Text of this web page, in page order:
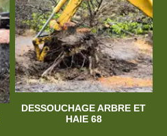
DESSOUCHAGE ARBRE ET
HAIE 68